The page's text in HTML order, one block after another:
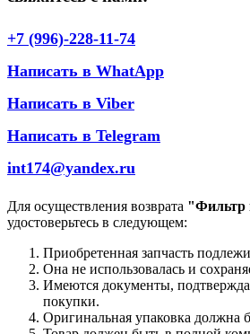
+7 (996)-228-11-74
Написать в WhatApp
Написать в Viber
Написать в Telegram
int174@yandex.ru
Для осуществления возврата "Фильтр
удостоверьтесь в следующем:
Приобретенная запчасть
Она не использовалась и
Имеются документы,
покупки.
Оригинальная упаковка должна